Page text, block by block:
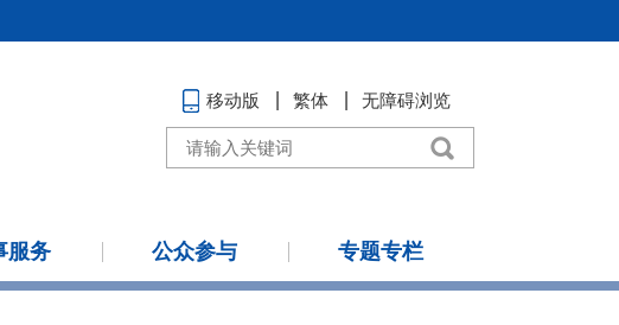
移动版 繁体 无障碍浏览
服务 公众参与 专题专栏